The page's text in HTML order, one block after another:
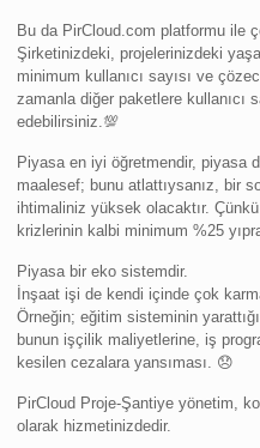
Bu da PirCloud.com platformu ile
Şirketinizdeki, projelerinizdeki
minimum kullanıcı sayısı ve
zamanla diğer paketlere kullanıcı
edebilirsiniz.💯
Piyasa en iyi öğretmendir, piyasa
maalesef; bunu atlattıysanız, bir
ihtimaliniz yüksek olacaktır.
krizlerinin kalbi minimum %25
Piyasa bir eko sistemdir.
İnşaat işi de kendi içinde çok
Örneğin; eğitim sisteminin
bunun işçilik maliyetlerine, iş
kesilen cezalara yansıması. 😞
PirCloud Proje-Şantiye yönetim,
olarak hizmetinizdedir.